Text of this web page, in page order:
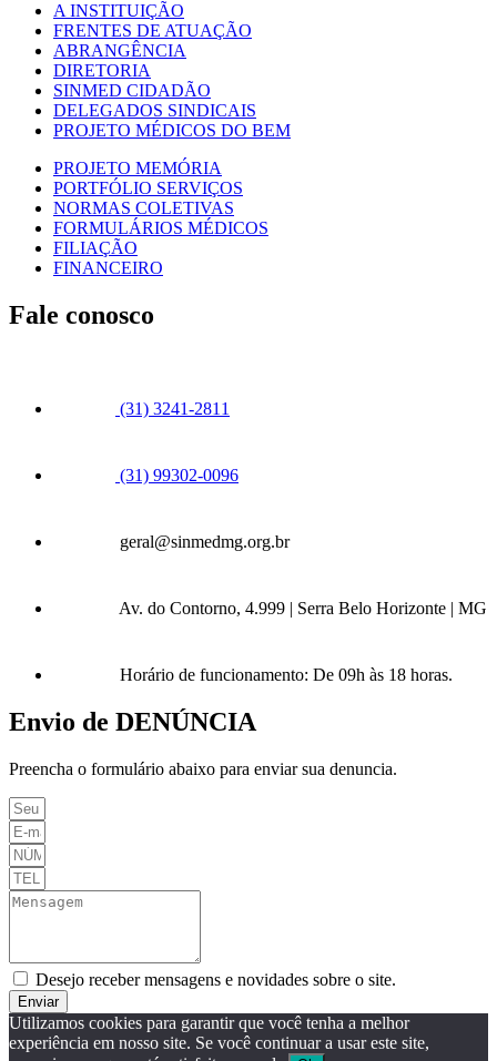
A INSTITUIÇÃO
FRENTES DE ATUAÇÃO
ABRANGÊNCIA
DIRETORIA
SINMED CIDADÃO
DELEGADOS SINDICAIS
PROJETO MÉDICOS DO BEM
PROJETO MEMÓRIA
PORTFÓLIO SERVIÇOS
NORMAS COLETIVAS
FORMULÁRIOS MÉDICOS
FILIAÇÃO
FINANCEIRO
Fale conosco
(31) 3241-2811
(31) 99302-0096
geral@sinmedmg.org.br
Av. do Contorno, 4.999 | Serra Belo Horizonte | MG
Horário de funcionamento: De 09h às 18 horas.
Envio de DENÚNCIA
Preencha o formulário abaixo para enviar sua denuncia.
Desejo receber mensagens e novidades sobre o site.
Enviar
Utilizamos cookies para garantir que você tenha a melhor
experiência em nosso site. Se você continuar a usar este site,